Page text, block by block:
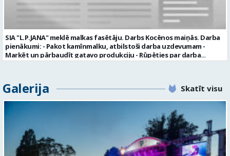
konkursa termiņa beigām sazināsimies ar pretendentiem, kuri tiks
aicināti uz tikšanos klātienē. Informācijai: 29231565 * Iesniegtos
personas datus SIA “VTU VALMIERA” izmantos, lai konkursa kārtībā
noteiktu vakancei atbilstošāko kandidātu. Ja kandidāts vēlas, lai
viņa personas dati tiktu saglabāti SIA “VTU VALMIERA” iekšējā datu
bāzē ar mērķi tos apstrādāt citos SIA “VTU VALMIERA” personāla
atlases konkursos, tad pieteikumā vakancei lūdzam kandidātam
Valmiera, Valmieras nov. Darba laika veids: Summētais darba laiks
Darba veids: Darbinieka amats uz nenoteiktu laiku Slodze: Viena
vesela slodze Darbības joma: Pakalpojumi Pieteikto vietu skaits: 1
Līgums: Darbinieka amats uz nenoteiktu laiku Aktuāla līdz: 2026-08-
21 Kontaktpersona: CV ar norādi vakancei lūdzu sūtīt uz e-pastu
info@vtu-valmiera.lv vai iesniegt personīgi Izglītības līmenis:
Vispārējā vidējā izglītība
SIA "L.P.JANA" meklē malkas fasētāju. Darbs Kocēnos maiņās. Darba
pienākumi: - Pakot kamīnmalku, atbilstoši darba uzdevumam -
Marķēt un pārbaudīt gatavo produkciju - Rūpēties par darba
kvalitāti un kārtību darba vietā Prasības kandidātiem: - Laba fiziskā
padarītā) - Vienmēr laikā izmaksātu algu - Profesionālus un
atbalstošus kolēģus Lūgums CV sūtīt uz e- pastu:
SAIŅOŠANAS OPERATORS Algas izmaksas veids: Laika darba alga
Darba vietas adrese: LATVIJA, Gravas iela 2, Kocēni, Kocēnu pag.,
Valmieras nov. Slodze: Viena vesela slodze Darbības joma: Ražošana
Pieteikto vietu skaits: 2 Aktuāla līdz: 2027-09-07 Darba sākšanas
datums: 2026-08-17 Kontaktpersona: Davids Pavlovs
Galerija Skatīt visu